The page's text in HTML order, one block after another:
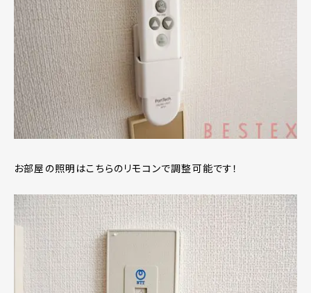
お部屋の照明はこちらのリモコンで調整可能です！